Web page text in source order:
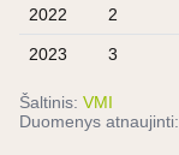
2022 2
2023 3
Šaltinis: VMI
Duomenys atnaujinti: